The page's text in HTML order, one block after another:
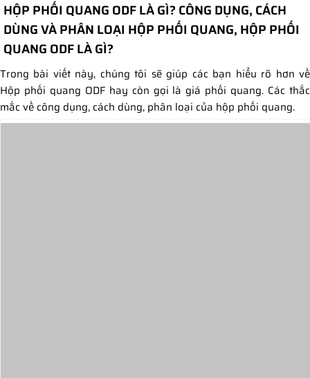
HỘP PHỐI QUANG ODF LÀ GÌ? CÔNG DỤNG, CÁCH
DÙNG VÀ PHÂN LOẠI HỘP PHỐI QUANG, HỘP PHỐI
QUANG ODF LÀ GÌ?
Trong bài viết này, chúng tôi sẽ giúp các bạn hiểu rõ hơn về
Hộp phối quang ODF hay còn gọi là giá phối quang. Các thắc
mắc về công dụng, cách dùng, phân loại của hộp phối quang.